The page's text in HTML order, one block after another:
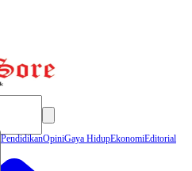
PendidikanOpiniGaya HidupEkonomiEditorial